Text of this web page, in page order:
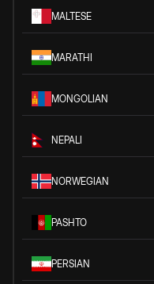
MALTESE
MARATHI
MONGOLIAN
NEPALI
NORWEGIAN
PASHTO
PERSIAN